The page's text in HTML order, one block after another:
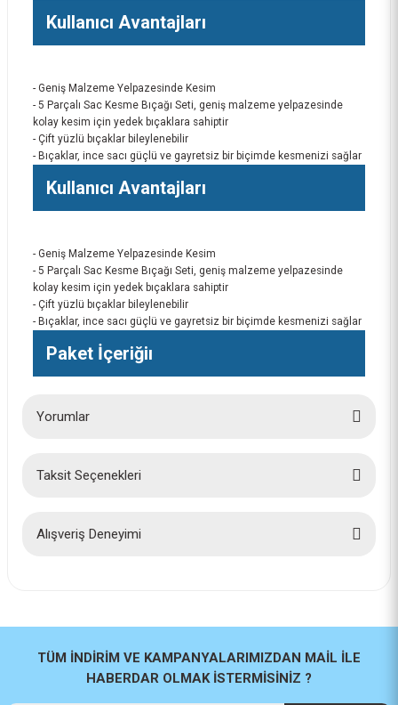
Kullanıcı Avantajları
- Geniş Malzeme Yelpazesinde Kesim
- 5 Parçalı Sac Kesme Bıçağı Seti, geniş malzeme yelpazesinde
kolay kesim için yedek bıçaklara sahiptir
- Çift yüzlü bıçaklar bileylenebilir
- Bıçaklar, ince sacı güçlü ve gayretsiz bir biçimde kesmenizi sağlar
Kullanıcı Avantajları
- Geniş Malzeme Yelpazesinde Kesim
- 5 Parçalı Sac Kesme Bıçağı Seti, geniş malzeme yelpazesinde
kolay kesim için yedek bıçaklara sahiptir
- Çift yüzlü bıçaklar bileylenebilir
- Bıçaklar, ince sacı güçlü ve gayretsiz bir biçimde kesmenizi sağlar
Paket İçeriğiı
Yorumlar
Taksit Seçenekleri
Alışveriş Deneyimi
TÜM İNDİRİM VE KAMPANYALARIMIZDAN MAİL İLE
HABERDAR OLMAK İSTERMİSİNİZ ?